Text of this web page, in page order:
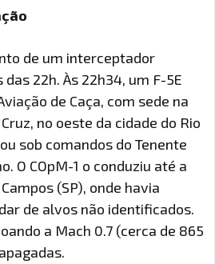
de um interceptador
22h. Às 22h34, um F-5E
de Caça, com sede na
no oeste da cidade do Rio
sob comandos do Tenente
O COpM-1 o conduziu até a
(SP), onde havia
de alvos não identificados.
a Mach 0.7 (cerca de 865